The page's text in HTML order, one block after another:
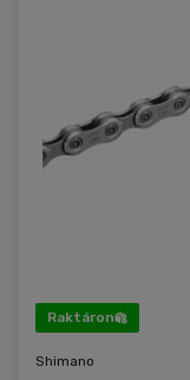
Raktáron
Shimano